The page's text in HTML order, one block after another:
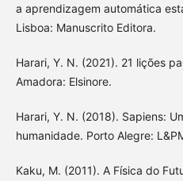
a aprendizagem automática
Lisboa: Manuscrito Editora.
Harari, Y. N. (2021). 21 lições
Amadora: Elsinore.
Harari, Y. N. (2018). Sapiens:
humanidade. Porto Alegre:
Kaku, M. (2011). A Física do